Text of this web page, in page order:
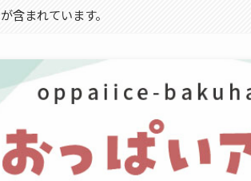
含まれています。